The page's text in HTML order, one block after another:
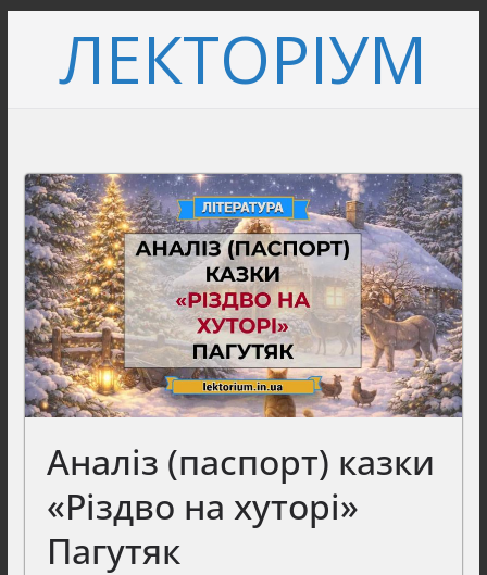
вмістуЛЕКТОРІУМ
Аналіз (паспорт) казки
«Різдво на хуторі»
Пагутяк